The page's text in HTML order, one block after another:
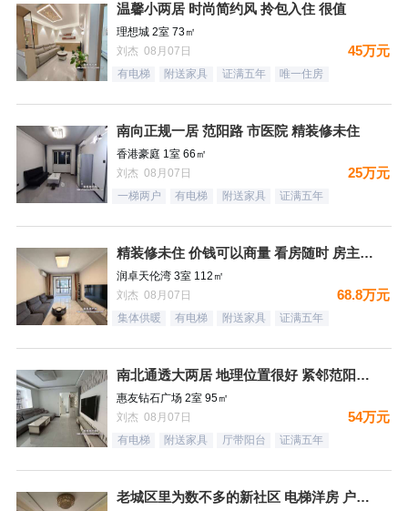
温馨小两居 时尚简约风 拎包入住 很值
理想城 2室 73㎡
刘杰 08月07日
45万元
有电梯 附送家具 证满五年 唯一住房
南向正规一居 范阳路 市医院 精装修未住
香港豪庭 1室 66㎡
刘杰 08月07日
25万元
一梯两户 有电梯 附送家具 证满五年
精装修未住 价钱可以商量 看房随时 房主诚意出售
润卓天伦湾 3室 112㎡
刘杰 08月07日
68.8万元
集体供暖 有电梯 附送家具 证满五年
南北通透大两居 地理位置很好 紧邻范阳路 出门钻石广场 生
惠友钻石广场 2室 95㎡
刘杰 08月07日
54万元
有电梯 附送家具 厅带阳台 证满五年
老城区里为数不多的新社区 电梯洋房 户型方正